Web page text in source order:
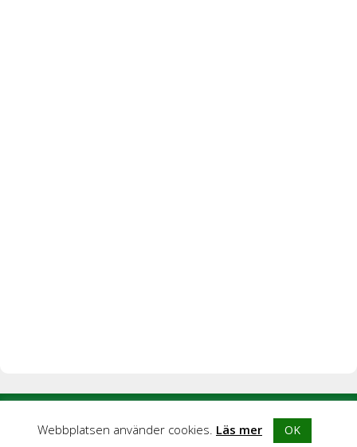
Kontakta oss|
Blogghubb
Webbplatsen använder cookies. Läs mer OK